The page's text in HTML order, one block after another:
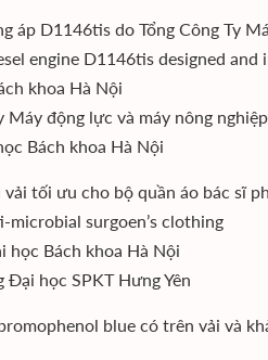
áp D1146tis do Tổng Công Ty
engine D1146tis designed
khoa Hà Nội
động lực và máy nông nghiệp
Bách khoa Hà Nội
tối ưu cho bộ quần áo bác sĩ
surgoen’s clothing
học Bách khoa Hà Nội
học SPKT Hưng Yên
blue có trên vải và